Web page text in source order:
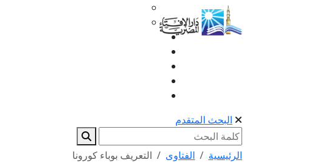
البحث المتقدم
الرئيسية الفتاوى التعريف بوباء كورونا